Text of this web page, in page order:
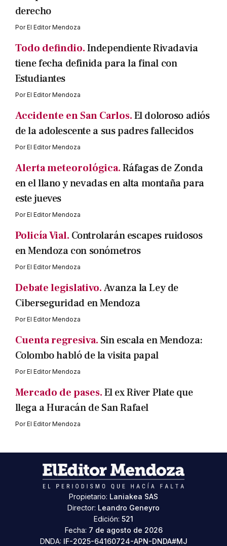
derecho
PorEl Editor Mendoza
Todo defindio.Independiente Rivadavia
tiene fecha definida para la final con
Estudiantes
PorEl Editor Mendoza
Accidente en San Carlos.El doloroso adiós
de la adolescente a sus padres fallecidos
PorEl Editor Mendoza
Alerta meteorológica.Ráfagas de Zonda
en el llano y nevadas en alta montaña para
este jueves
PorEl Editor Mendoza
Policía Vial. Controlarán escapes ruidosos
en Mendoza con sonómetros
PorEl Editor Mendoza
Debate legislativo.Avanza la Ley de
Ciberseguridad en Mendoza
PorEl Editor Mendoza
Cuenta regresiva. Sin escala en Mendoza:
Colombo habló de la visita papal
PorEl Editor Mendoza
Mercado de pases.El ex River Plate que
llega a Huracán de San Rafael
PorEl Editor Mendoza
Propietario: Laniakea SAS
Director: Leandro Geneyro
Edición: 521
Fecha: 7 de agosto de 2026
DNDA: IF-2025-64160724-APN-DNDA#MJ